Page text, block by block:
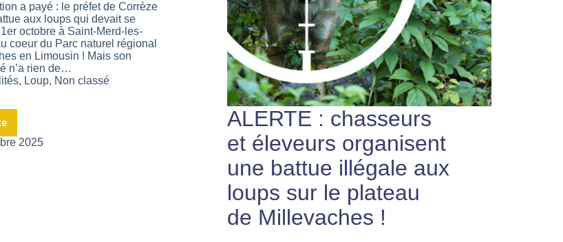
a payé : le préfet de Corrèze
aux loups qui devait se
octobre à Saint-Merd-les-
coeur du Parc naturel régional
en Limousin ! Mais son
n’a rien de…
, Loup, Non classé
2025
ALERTE : chasseurs
et éleveurs organisent
une battue illégale aux
loups sur le plateau
de Millevaches !